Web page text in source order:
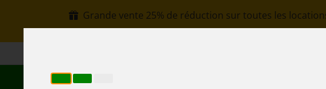
Grande vente 25% de réduction sur toutes les